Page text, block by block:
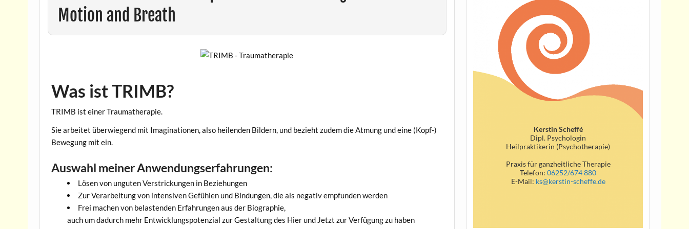
Motion and Breath
Was ist TRIMB?
TRIMB ist einer Traumatherapie.
Sie arbeitet überwiegend mit Imaginationen, also heilenden Bildern, und bezieht zudem die Atmung und eine (Kopf-)
Bewegung mit ein.
Auswahl meiner Anwendungserfahrungen:
Lösen von unguten Verstrickungen in Beziehungen
Zur Verarbeitung von intensiven Gefühlen und Bindungen, die als negativ empfunden werden
Frei machen von belastenden Erfahrungen aus der Biographie,
auch um dadurch mehr Entwicklungspotenzial zur Gestaltung des Hier und Jetzt zur Verfügung zu haben
Kerstin Scheffé
Dipl. Psychologin
Heilpraktikerin (Psychotherapie)
Praxis für ganzheitliche Therapie
Telefon: 06252/674 880
E-Mail: ks@kerstin-scheffe.de